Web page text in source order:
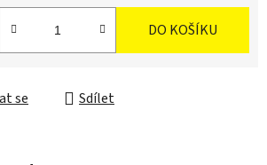
DO KOŠÍKU
se Sdílet